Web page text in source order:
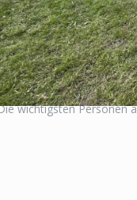
wichtigsten Personen